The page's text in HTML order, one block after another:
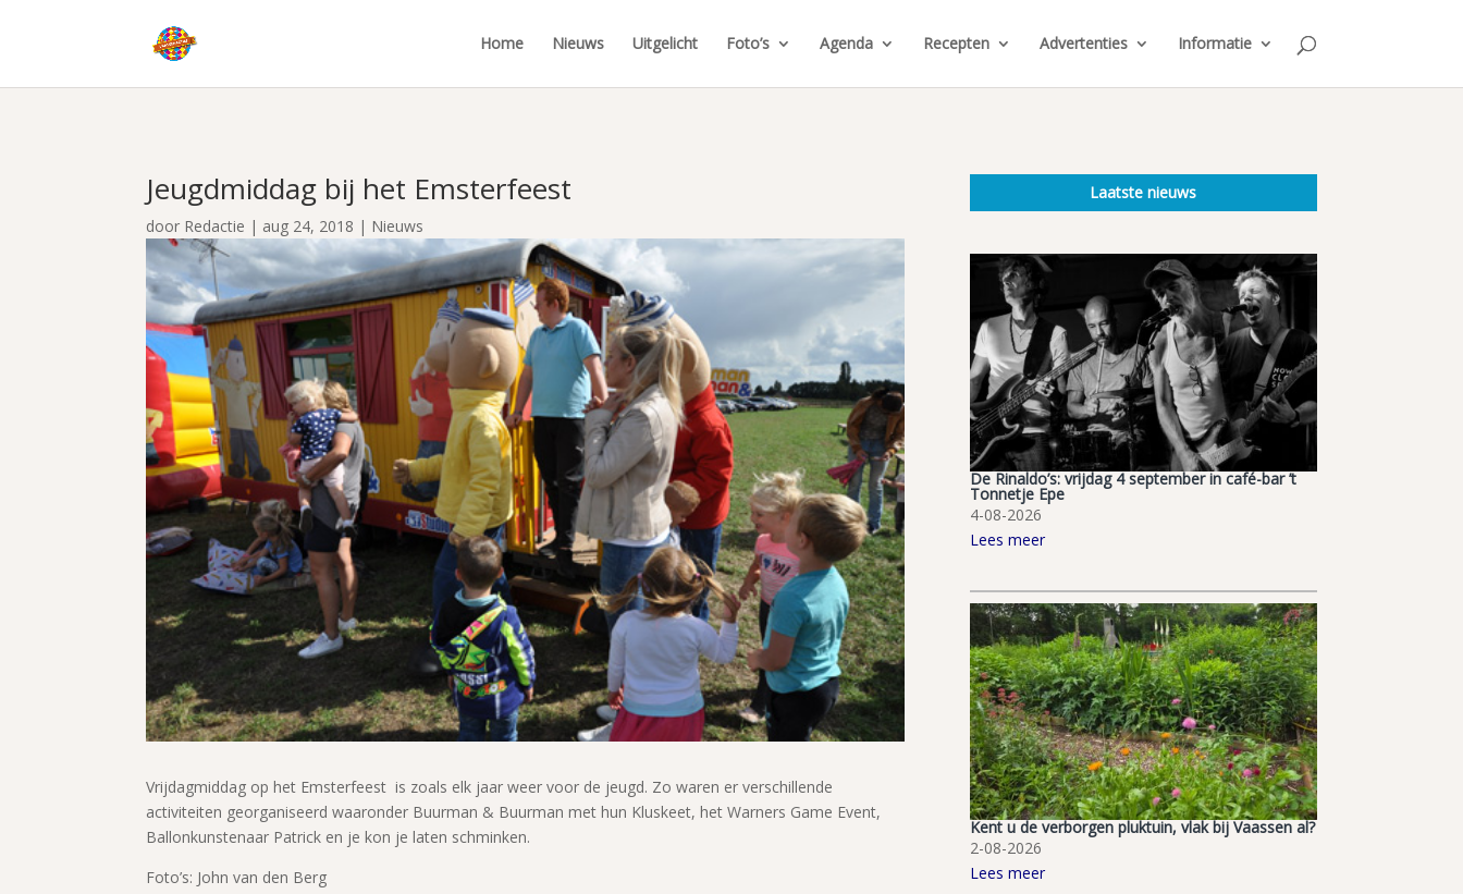
Home Nieuws Uitgelicht Foto’s Agenda Recepten Advertenties Informatie
Jeugdmiddag bij het Emsterfeest
door Redactie | aug 24, 2018 | Nieuws
Vrijdagmiddag op het Emsterfeest is zoals elk jaar weer voor de jeugd. Zo waren er verschillende
activiteiten georganiseerd waaronder Buurman & Buurman met hun Kluskeet, het Warners Game Event,
Ballonkunstenaar Patrick en je kon je laten schminken.
Foto’s: John van den Berg
Laatste nieuws
De Rinaldo’s: vrijdag 4 september in café-bar ’t
Tonnetje Epe
4-08-2026
Lees meer
Kent u de verborgen pluktuin, vlak bij Vaassen al?
2-08-2026
Lees meer